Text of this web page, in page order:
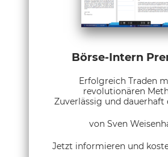
Börse-Intern
Erfolgreich Traden
revolutionären
Zuverlässig und dauerhaft
von Sven
Jetzt informieren und